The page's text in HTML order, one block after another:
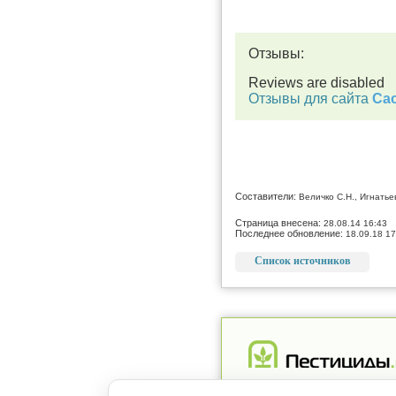
Отзывы:
Reviews are disabled
Отзывы для сайта
Составители: Величко С.Н.,
Страница внесена: 28.08.14 16:43
Последнее обновление: 18.09.18
Список источников